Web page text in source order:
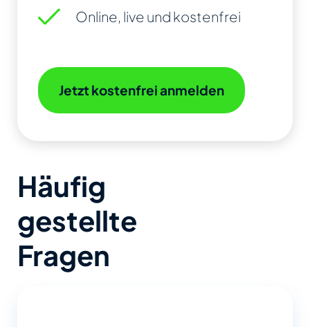
Online, live und kostenfrei
Jetzt kostenfrei anmelden
Häufig
gestellte
Fragen